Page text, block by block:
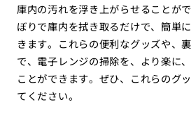
庫内の汚れを浮き上がらせることが
ぼりで庫内を拭き取るだけで、簡単
きます。これらの便利なグッズや、
で、電子レンジの掃除を、より楽に
ことができます。ぜひ、これらのグ
てください。